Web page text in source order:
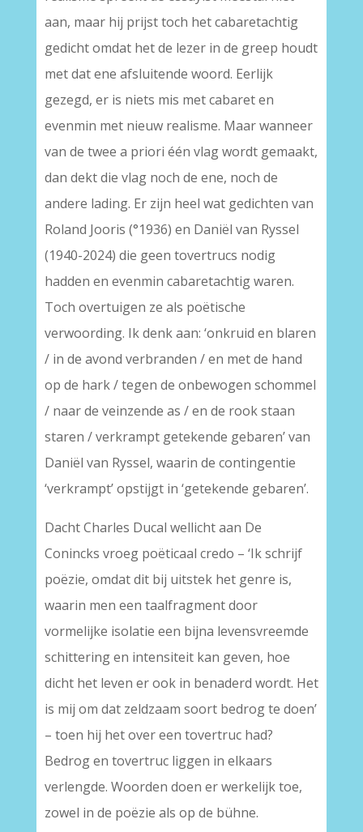
aan, maar hij prijst toch het cabaretachtig
gedicht omdat het de lezer in de greep houdt
met dat ene afsluitende woord. Eerlijk
gezegd, er is niets mis met cabaret en
evenmin met nieuw realisme. Maar wanneer
van de twee a priori één vlag wordt gemaakt,
dan dekt die vlag noch de ene, noch de
andere lading. Er zijn heel wat gedichten van
Roland Jooris (°1936) en Daniël van Ryssel
(1940-2024) die geen tovertrucs nodig
hadden en evenmin cabaretachtig waren.
Toch overtuigen ze als poëtische
verwoording. Ik denk aan: ‘onkruid en blaren
/ in de avond verbranden / en met de hand
op de hark / tegen de onbewogen schommel
/ naar de veinzende as / en de rook staan
staren / verkrampt getekende gebaren’ van
Daniël van Ryssel, waarin de contingentie
‘verkrampt’ opstijgt in ‘getekende gebaren’.
Dacht Charles Ducal wellicht aan De
Conincks vroeg poëticaal credo – ‘Ik schrijf
poëzie, omdat dit bij uitstek het genre is,
waarin men een taalfragment door
vormelijke isolatie een bijna levensvreemde
schittering en intensiteit kan geven, hoe
dicht het leven er ook in benaderd wordt. Het
is mij om dat zeldzaam soort bedrog te doen’
– toen hij het over een tovertruc had?
Bedrog en tovertruc liggen in elkaars
verlengde. Woorden doen er werkelijk toe,
zowel in de poëzie als op de bühne.